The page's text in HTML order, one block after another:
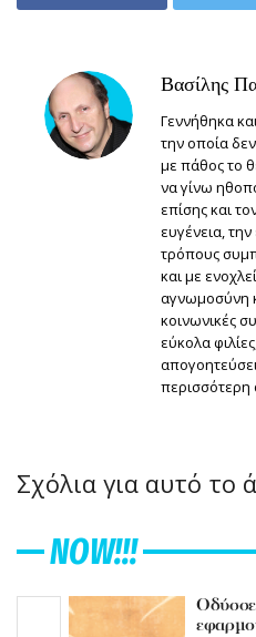
Βασίλης
Γεννήθηκα
την οποία
με πάθος το
να γίνω
επίσης και
ευγένεια, την
τρόπους
και με
αγνωμοσύνη
κοινωνικές
εύκολα
περισσότερη
Σχόλια για αυτό το
NOW!!!